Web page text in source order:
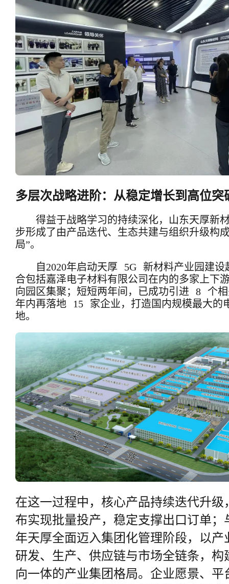
多层次战略进阶：从稳定增长到高位突
得益于战略学习的持续深化，山东天厚新
步形成了由产品迭代、生态共建与组织升级构
局”。
自2020年启动天厚 5G 新材料产业园建设
合包括嘉泽电子材料有限公司在内的多家上下
向园区集聚；短短两年间，已成功引进 8 个
年内再落地 15 家企业，打造国内规模最大的
地。
在这一过程中，核心产品持续迭代升级
布实现批量投产，稳定支撑出口订单；
年天厚全面迈入集团化管理阶段，以产
研发、生产、供应链与市场全链条，构
向一体的产业集团格局。企业愿景、平